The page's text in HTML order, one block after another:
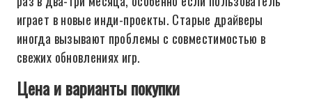
играет в новые инди-проекты. Старые драйверы
иногда вызывают проблемы с совместимостью в
свежих обновлениях игр.
Цена и варианты покупки